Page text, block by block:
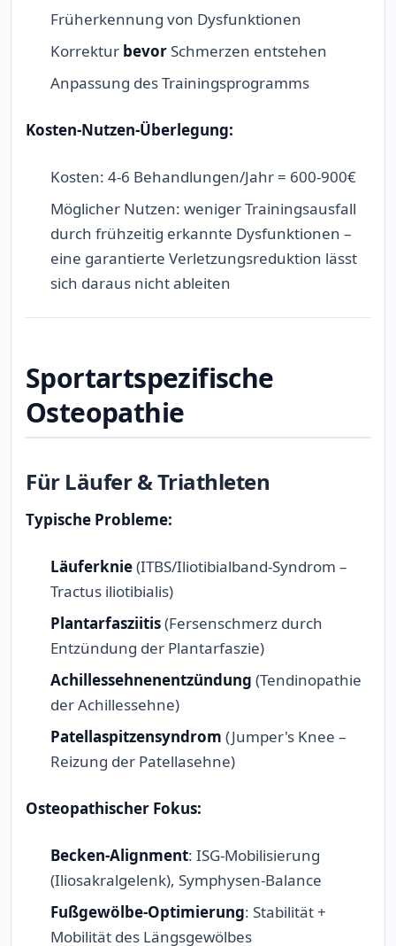
Früherkennung von Dysfunktionen
Korrektur bevorSchmerzen entstehen
Anpassung des Trainingsprogramms
Kosten-Nutzen-Überlegung:
Kosten: 4-6 Behandlungen/Jahr = 600-900€
Möglicher Nutzen: weniger Trainingsausfall
durch frühzeitig erkannte Dysfunktionen –
eine garantierte Verletzungsreduktion lässt
sich daraus nicht ableiten
Sportartspezifische
Osteopathie
Für Läufer & Triathleten
Typische Probleme:
Läuferknie(ITBS/Iliotibialband-Syndrom –
Tractus iliotibialis)
Plantarfasziitis(Fersenschmerz durch
Entzündung der Plantarfaszie)
Achillessehnenentzündung (Tendinopathie
der Achillessehne)
Patellaspitzensyndrom (Jumper's Knee –
Reizung der Patellasehne)
Osteopathischer Fokus:
Becken-Alignment: ISG-Mobilisierung
(Iliosakralgelenk), Symphysen-Balance
Fußgewölbe-Optimierung: Stabilität +
Mobilität des Längsgewölbes